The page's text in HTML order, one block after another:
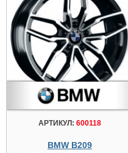
АРТИКУЛ: 600118
BMW B209